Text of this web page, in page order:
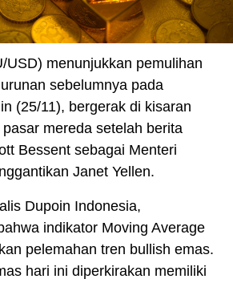
USD) menunjukkan pemulihan
sebelumnya pada
(25/11), bergerak di kisaran
mereda setelah berita
Bessent sebagai Menteri
Janet Yellen.
Dupoin Indonesia,
indikator Moving Average
pelemahan tren bullish emas.
hari ini diperkirakan memiliki